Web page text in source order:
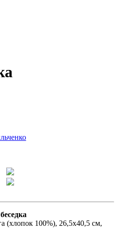
(хлопок 100%), 26,5х40,5 см,